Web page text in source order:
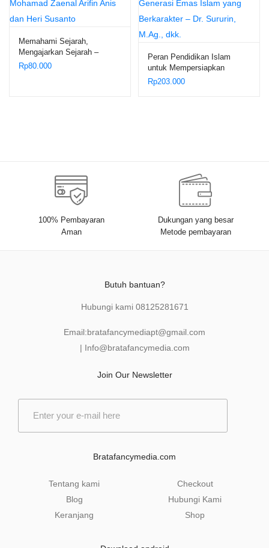
Memahami Sejarah,
Mengajarkan Sejarah –
Mohamad Zaenal Arifin Anis
Rp80.000
Peran Pendidikan Islam
untuk Mempersiapkan
Generasi Emas Islam yang
Rp203.000
100% Pembayaran
Aman
Dukungan yang besar
Metode pembayaran
Butuh bantuan?
Hubungi kami 08125281671
Email:bratafancymediapt@gmail.com
| Info@bratafancymedia.com
Join Our Newsletter
Bratafancymedia.com
Tentang kami
Blog
Keranjang
Checkout
Hubungi Kami
Shop